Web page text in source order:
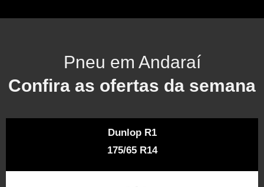
Pneu em Andaraí
Confira as ofertas da semana
Dunlop R1
175/65 R14